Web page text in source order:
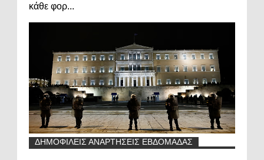
κάθε φορ...
ΔΗΜΟΦΙΛΕΙΣ ΑΝΑΡΤΗΣΕΙΣ ΕΒΔΟΜΑΔΑΣ